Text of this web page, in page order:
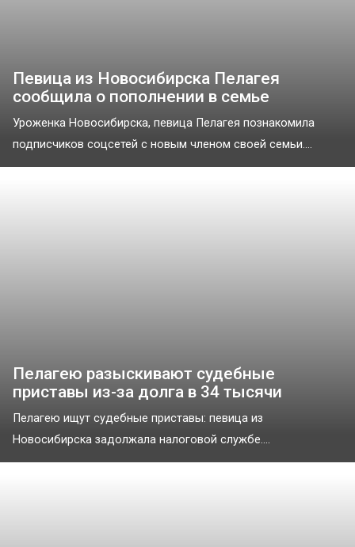
Певица из Новосибирска Пелагея
сообщила о пополнении в семье
Уроженка Новосибирска, певица Пелагея познакомила
подписчиков соцсетей с новым членом своей семьи....
Пелагею разыскивают судебные
приставы из-за долга в 34 тысячи
Пелагею ищут судебные приставы: певица из
Новосибирска задолжала налоговой службе....